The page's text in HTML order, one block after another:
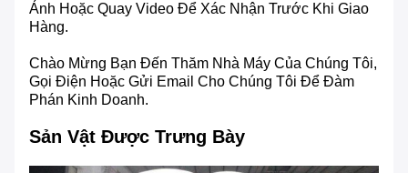
Ảnh Hoặc Quay Video Để Xác Nhận Trước Khi Giao
Hàng.
Chào Mừng Bạn Đến Thăm Nhà Máy Của Chúng Tôi,
Gọi Điện Hoặc Gửi Email Cho Chúng Tôi Để Đàm
Phán Kinh Doanh.
Sản Vật Được Trưng Bày